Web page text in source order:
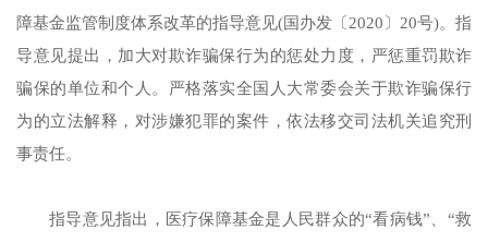
障基金监管制度体系改革的指导意见(国办发〔2020〕20号)。指
导意见提出，加大对欺诈骗保行为的惩处力度，严惩重罚欺诈
骗保的单位和个人。严格落实全国人大常委会关于欺诈骗保行
为的立法解释，对涉嫌犯罪的案件，依法移交司法机关追究刑
事责任。
指导意见指出，医疗保障基金是人民群众的“看病钱”、“救